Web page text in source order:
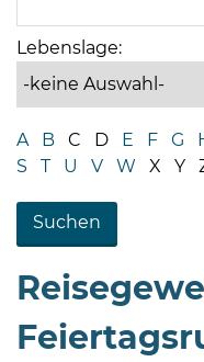
Mo,
Fr
08
Uhr
Do
Lebenslage:
A B C D E F G
S
T U V W X Y